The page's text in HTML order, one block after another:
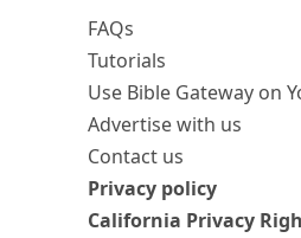
FAQs
Tutorials
Use Bible Gateway on
Advertise with us
Contact us
Privacy policy
California Privacy